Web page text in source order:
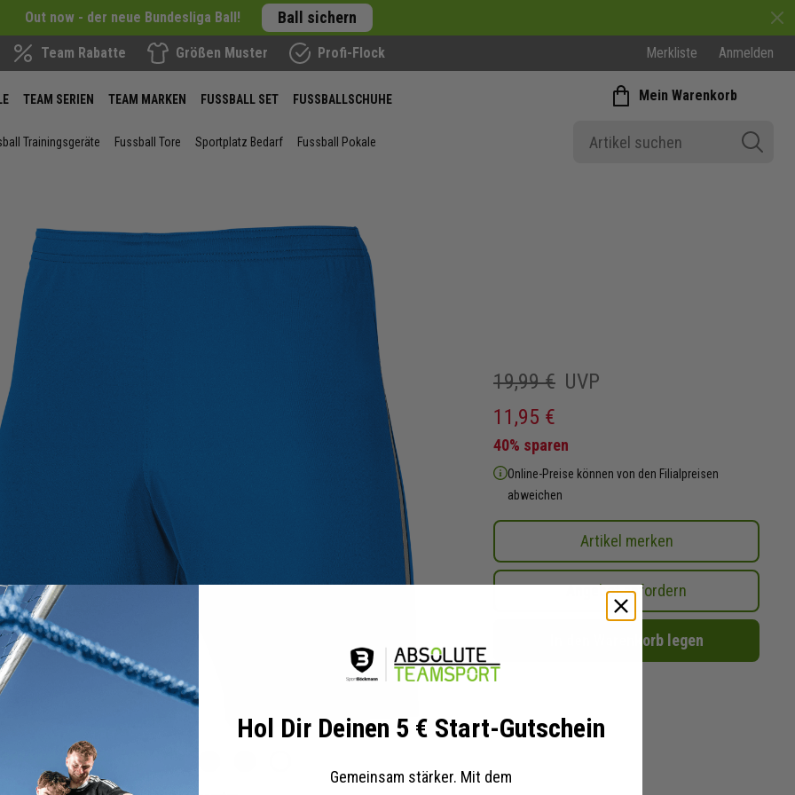
Out now - der neue Bundesliga Ball! Ball sichern
Team Rabatte Größen Muster Profi-Flock Merkliste Anmelden
TEAM SERIEN TEAM MARKEN FUSSBALL SET FUSSBALLSCHUHE
Trainingsgeräte Fussball Tore Sportplatz Bedarf Fussball Pokale
Mein Warenkorb
Blau
19,99 € UVP
11,95 €
40% sparen
Online-Preise können von den Filialpreisen
abweichen
Artikel merken
Angebot anfordern
In den Warenkorb legen
Hol Dir Deinen 5 € Start-Gutschein
Gemeinsam stärker. Mit dem